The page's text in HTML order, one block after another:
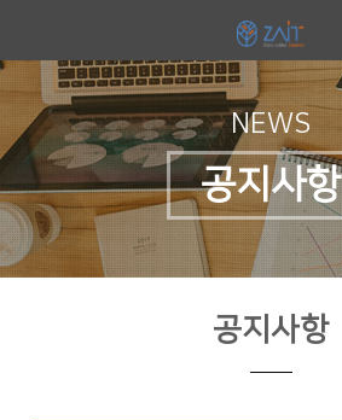
NEWS
공지사항
공지사항